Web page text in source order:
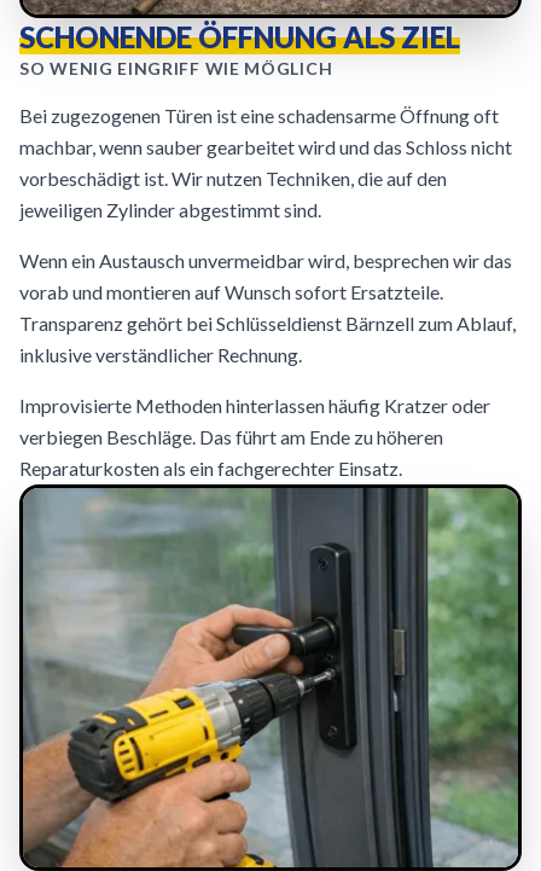
SCHONENDE ÖFFNUNG ALS ZIEL
SO WENIG EINGRIFF WIE MÖGLICH
Bei zugezogenen Türen ist eine schadensarme Öffnung oft
machbar, wenn sauber gearbeitet wird und das Schloss nicht
vorbeschädigt ist. Wir nutzen Techniken, die auf den
jeweiligen Zylinder abgestimmt sind.
Wenn ein Austausch unvermeidbar wird, besprechen wir das
vorab und montieren auf Wunsch sofort Ersatzteile.
Transparenz gehört bei Schlüsseldienst Bärnzell zum Ablauf,
inklusive verständlicher Rechnung.
Improvisierte Methoden hinterlassen häufig Kratzer oder
verbiegen Beschläge. Das führt am Ende zu höheren
Reparaturkosten als ein fachgerechter Einsatz.